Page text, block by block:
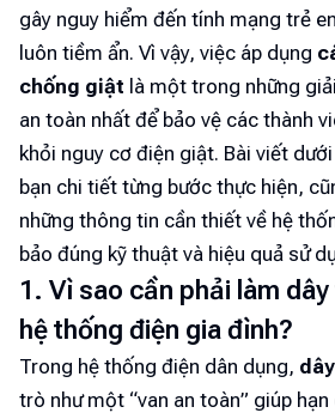
gây nguy hiểm đến tính mạng trẻ
luôn tiềm ẩn. Vì vậy, việc áp dụng
chống giật là một trong những
an toàn nhất để bảo vệ các thành
khỏi nguy cơ điện giật. Bài viết
bạn chi tiết từng bước thực hiện,
những thông tin cần thiết về hệ
bảo đúng kỹ thuật và hiệu quả sử
1. Vì sao cần phải làm
hệ thống điện gia đình?
Trong hệ thống điện dân dụng,
trò như một “van an toàn” giúp